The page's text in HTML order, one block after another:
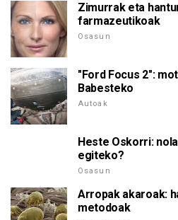
Zimurrak eta
farmazeutikoak
Osasun
"Ford Focus 2":
Babesteko
Autoak
Heste Oskorri:
egiteko?
Osasun
Arropak akaroak:
metodoak